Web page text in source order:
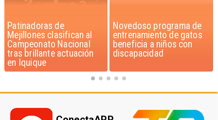
Novedoso programa de
entrenamiento de gatos
beneficia a niños con
discapacidad
Alarmante hábito en
jóvenes de 13 a 15 años
según encuesta del
Minsal